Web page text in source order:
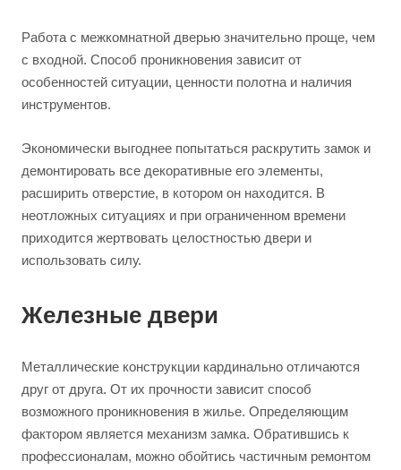
Работа с межкомнатной дверью значительно проще, чем
с входной. Способ проникновения зависит от
особенностей ситуации, ценности полотна и наличия
инструментов.
Экономически выгоднее попытаться раскрутить замок и
демонтировать все декоративные его элементы,
расширить отверстие, в котором он находится. В
неотложных ситуациях и при ограниченном времени
приходится жертвовать целостностью двери и
использовать силу.
Железные двери
Металлические конструкции кардинально отличаются
друг от друга. От их прочности зависит способ
возможного проникновения в жилье. Определяющим
фактором является механизм замка. Обратившись к
профессионалам, можно обойтись частичным ремонтом